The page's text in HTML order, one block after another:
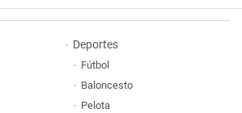
Deportes
Fútbol
Baloncesto
Pelota